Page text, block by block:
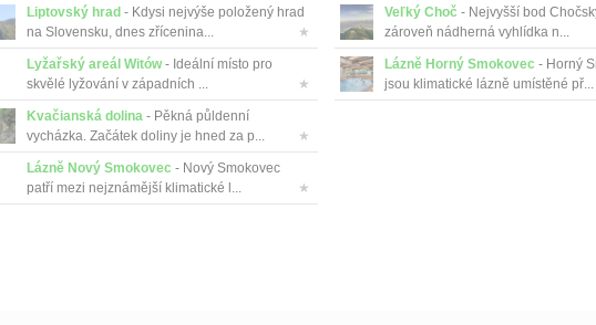
Liptovský hrad - Kdysi nejvýše položený hrad
na Slovensku, dnes zřícenina...
★
Lyžařský areál Witów- Ideální místo pro
skvělé lyžování v západních ...
★
Kvačianská dolina- Pěkná půldenní
vycházka. Začátek doliny je hned za p...
★
Lázně Nový Smokovec - Nový Smokovec
patří mezi nejznámější klimatické l...
★
Veľký Choč - Nejvyšší bod
zároveň nádherná vyhlídka n...
Lázně Horný Smokovec - Horný
jsou klimatické lázně umístěné př...